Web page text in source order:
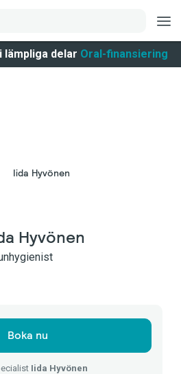
lämpliga delar Oral-finansiering
Iida Hyvönen
Hyvönen
Boka nu
Iida Hyvönen